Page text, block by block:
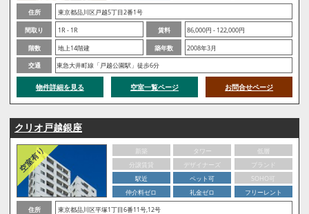
住所
東京都品川区戸越5丁目2番1号
間取り
1R - 1R 賃料
86,000円 - 122,000円
階数
地上14階建 築年数
2008年3月
交通
東急大井町線「戸越公園駅」徒歩6分
物件詳細を見る 空室一覧ページ お問合せページ
クリオ戸越銀座
新築 タワー
低層
分譲賃貸
デザイナーズ
ブランド
駅近
ペット可
SOHO可
仲介料ゼロ
礼金ゼロ
フリーレント
住所
東京都品川区平塚1丁目6番11号,12号